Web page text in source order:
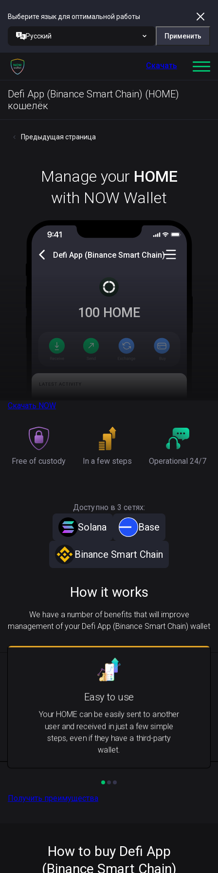
Выберите язык для оптимальной работы
Русский Применить
Скачать
Defi App (Binance Smart Chain) (HOME)
кошелёк
Предыдущая страница
Manage your HOME
with NOW Wallet
Defi App (Binance Smart Chain)
100 HOME
Скачать NOW
Free of custody In a few steps Operational 24/7
Доступно в 3 сетях:
Solana Base
Binance Smart Chain
How it works
We have a number of benefits that will improve
management of your Defi App (Binance Smart Chain) wallet
Easy to use
Your HOME can be easily sent to another
user and received in just a few simple
steps, even if they have a third-party
wallet.
Получить преимущества
How to buy Defi App
(Binance Smart Chain)